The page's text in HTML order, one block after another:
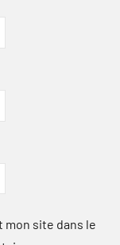
mon site dans le